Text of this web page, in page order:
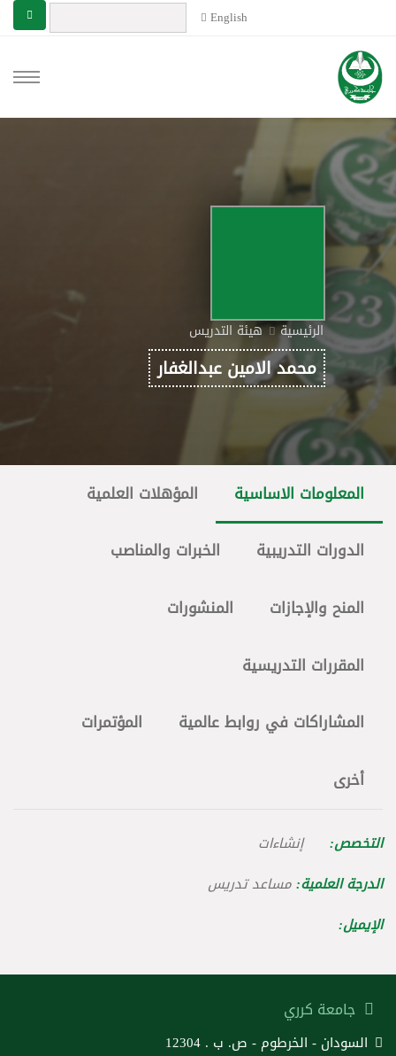
English
الرئيسية هيئة التدريس
محمد الامين عبدالغفار
المعلومات الاساسية المؤهلات العلمية
الدورات التدريبية الخبرات والمناصب
المنح والإجازات المنشورات
المقررات التدريسية
المشاراكات في روابط عالمية المؤتمرات
أخرى
التخصص:
إنشاءات
الدرجة العلمية:مساعد تدريس
الإيميل:
جامعة كرري
السودان - الخرطوم - ص. ب . 12304